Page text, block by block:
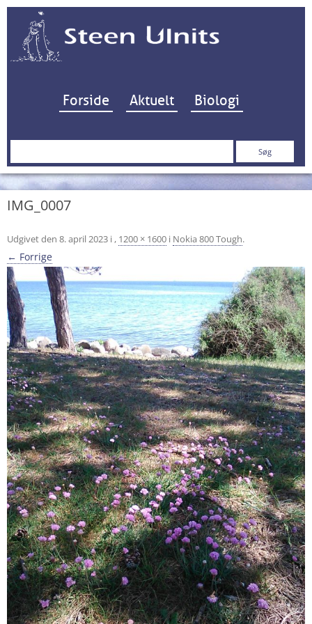
Hop til indhold
Forside Aktuelt Biologi
Søg
IMG_0007
Udgivet den 8. april 2023 i , 1200 × 1600 i Nokia 800 Tough.
← Forrige